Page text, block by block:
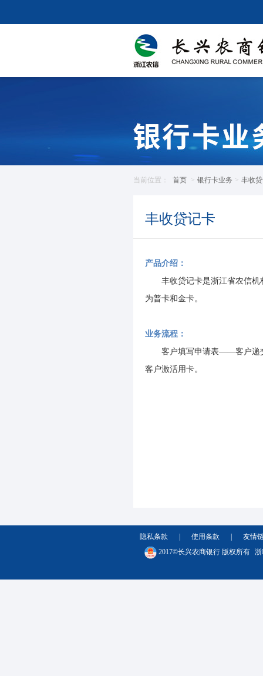
当前位置： 首页 > 银行卡业务 > 丰收
丰收贷记卡
产品介绍：
丰收贷记卡是浙江省农信
为普卡和金卡。
业务流程：
客户填写申请表——客户
客户激活用卡。
隐私条款 使用条款
友情
2017©长兴农商银行 版权所有 浙